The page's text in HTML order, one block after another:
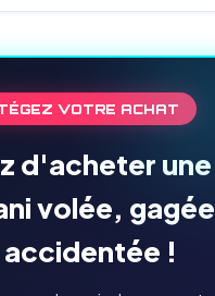
VOTRE ACHAT
d'acheter une
volée, gagée
accidentée !